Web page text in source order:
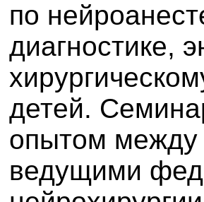
по
диагностике,
детей.
опытом между
ведущими